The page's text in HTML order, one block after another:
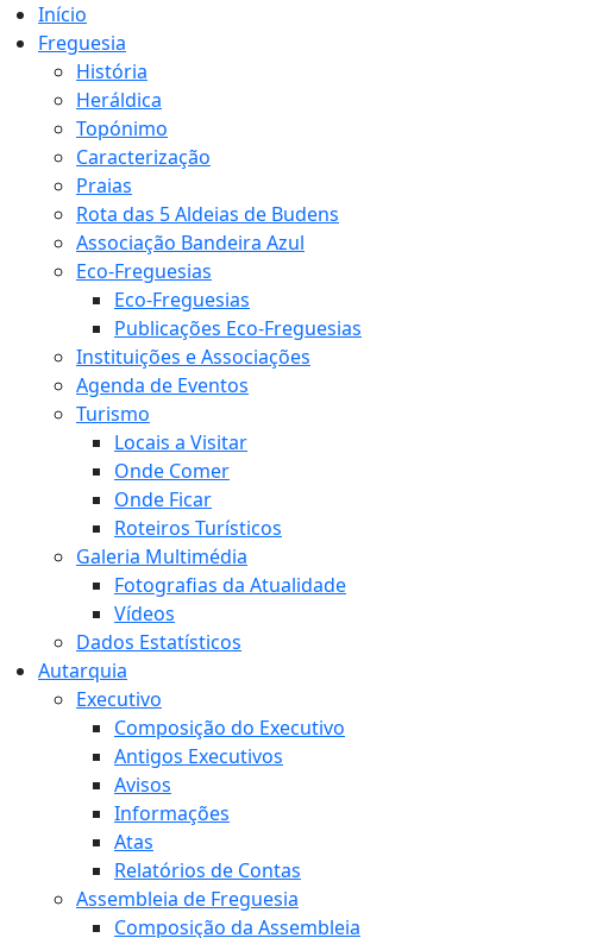
Início
Freguesia
História
Heráldica
Topónimo
Caracterização
Praias
Rota das 5 Aldeias de Budens
Associação Bandeira Azul
Eco-Freguesias
Eco-Freguesias
Publicações Eco-Freguesias
Instituições e Associações
Agenda de Eventos
Turismo
Locais a Visitar
Onde Comer
Onde Ficar
Roteiros Turísticos
Galeria Multimédia
Fotografias da Atualidade
Vídeos
Dados Estatísticos
Autarquia
Executivo
Composição do Executivo
Antigos Executivos
Avisos
Informações
Atas
Relatórios de Contas
Assembleia de Freguesia
Composição da Assembleia